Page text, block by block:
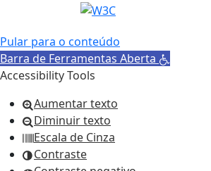
Pular para o conteúdo
Barra de Ferramentas Aberta
Accessibility Tools
Aumentar texto
Diminuir texto
Escala de Cinza
Contraste